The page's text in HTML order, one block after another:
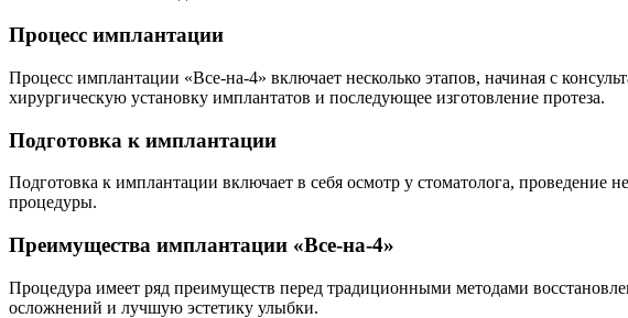
Процесс имплантации
Процесс имплантации «Все-на-4» включает несколько этапов, начиная с
хирургическую установку имплантатов и последующее изготовление протеза.
Подготовка к имплантации
Подготовка к имплантации включает в себя осмотр у стоматолога,
процедуры.
Преимущества имплантации «Все-на-4»
Процедура имеет ряд преимуществ перед традиционными методами
осложнений и лучшую эстетику улыбки.